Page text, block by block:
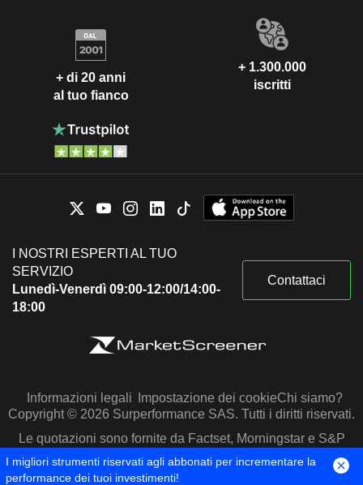
+ di 20 anni
al tuo fianco
+ 1.300.000
iscritti
I NOSTRI ESPERTI AL TUO
SERVIZIO
Lunedì-Venerdì 09:00-12:00/14:00-
18:00
Contattaci
Informazioni legali Impostazione dei cookieChi siamo?
Copyright © 2026 Surperformance SAS. Tutti i diritti riservati.
Le quotazioni sono fornite da Factset, Morningstar e S&P
Capital IQ
I migliori strumenti riservati agli abbonati per incrementare la
performance dei tuoi investimenti!